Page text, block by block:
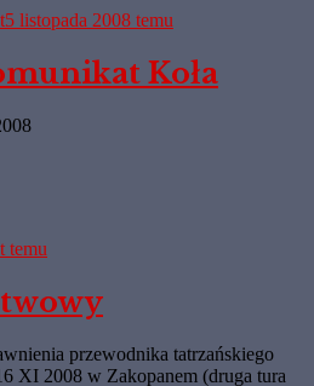
5 listopada 2008 temu
Koła
temu
przewodnika tatrzańskiego
XI 2008 w Zakopanem (druga tura